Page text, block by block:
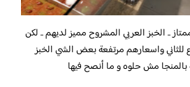
.. الخبز العربي المشروح مميز لديهم .. لكن
للثاني واسعارهم مرتفعة بعض الشي الخبز
مش حلوه و ما أنصح فيها